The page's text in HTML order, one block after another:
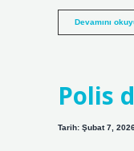
Devamını
Polis
Tarih: Şubat 7,